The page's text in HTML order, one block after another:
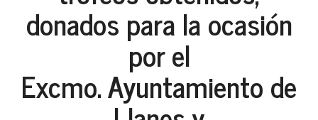
donados para la ocasión
por el
Excmo. Ayuntamiento de